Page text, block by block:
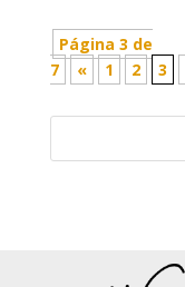
Página 3 de
7
« 1 2 3